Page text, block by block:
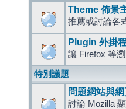
Theme 佈景
推薦或討論各
Plugin 外掛
讓 Firefox 等
特別議題
問題網站與
討論 Mozilla